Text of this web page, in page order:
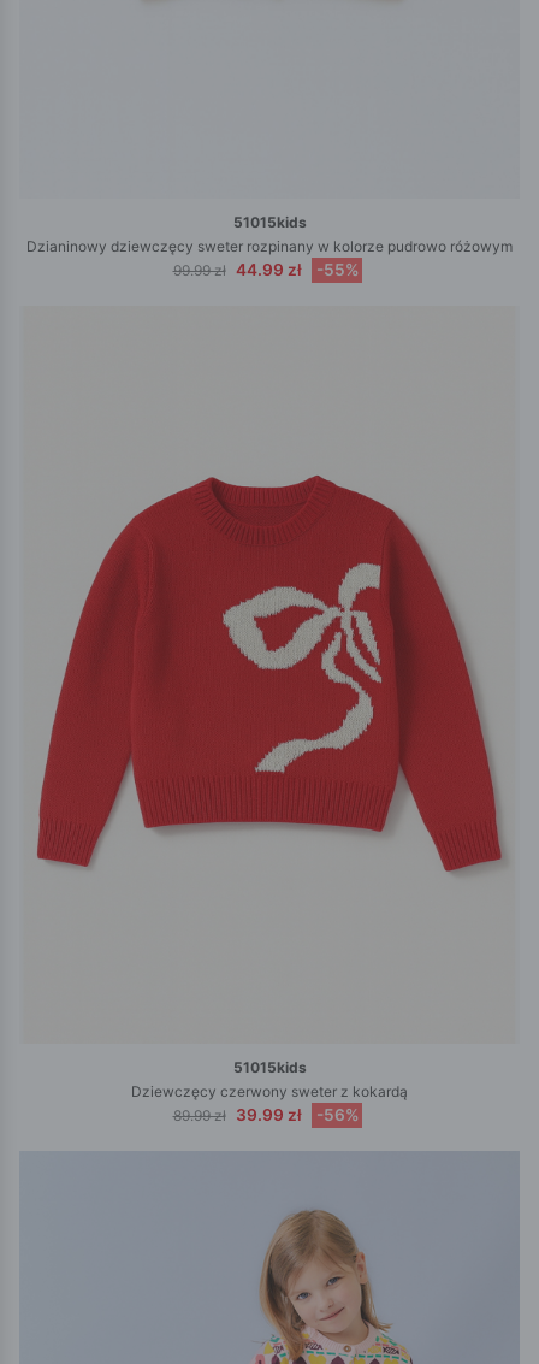
51015kids
Dzianinowy dziewczęcy sweter rozpinany w kolorze pudrowo różowym
99.99 zł 44.99 zł -55%
51015kids
Dziewczęcy czerwony sweter z kokardą
89.99 zł
39.99 zł -56%